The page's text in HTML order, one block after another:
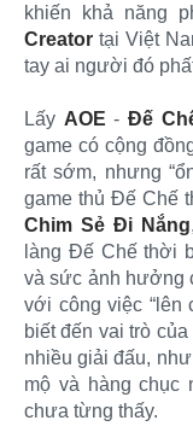
khiến khả năng
Creator tại Việt
tay ai người đó
Lấy AOE -Đế
game có cộng
rất sớm, nhưng
game thủ Đế Chế
Chim Sẻ Đi Nắng
làng Đế Chế thời
và sức ảnh hưởng
với công việc “lên
biết đến vai trò
nhiều giải đấu,
mộ và hàng chục
chưa từng thấy.